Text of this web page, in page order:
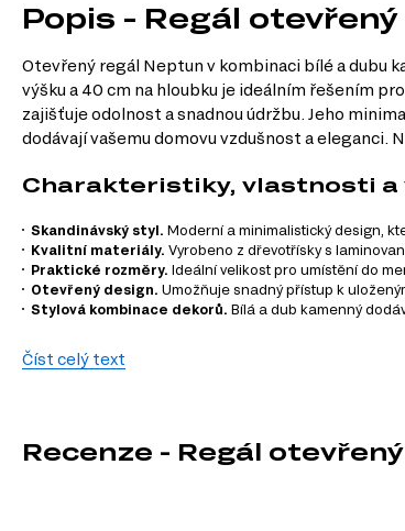
Popis - Regál
Otevřený regál Neptun v kombinaci bílé a dubu
výšku a 40 cm na hloubku je ideálním řešením
zajišťuje odolnost a snadnou údržbu. Jeho
dodávají vašemu domovu vzdušnost a
Charakteristiky, vlastnosti a
Skandinávský styl. Moderní a minimalistický design,
Kvalitní materiály. Vyrobeno z dřevotřísky s
Praktické rozměry. Ideální velikost pro umístění do
Otevřený design. Umožňuje snadný přístup k
Stylová kombinace dekorů. Bílá a dub kamenný
Informace o sérii nábytku
TV stolky
Číst celý text
Recenze - Regál